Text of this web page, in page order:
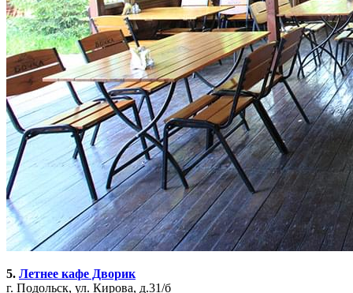
5. Летнее кафе Дворик
г. Подольск, ул. Кирова, д.31/б